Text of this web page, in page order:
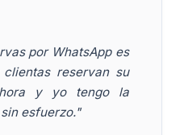
por WhatsApp es
reservan su
y yo tengo la
esfuerzo."